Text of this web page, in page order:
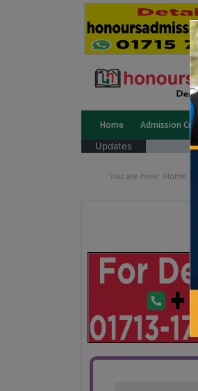
Home Admission
Updates
You are here: Home